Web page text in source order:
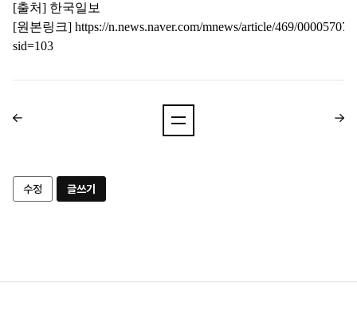
[출처] 한국일보
[원본링크] https://n.news.naver.com/mnews/article/469/
sid=103
수정 글쓰기